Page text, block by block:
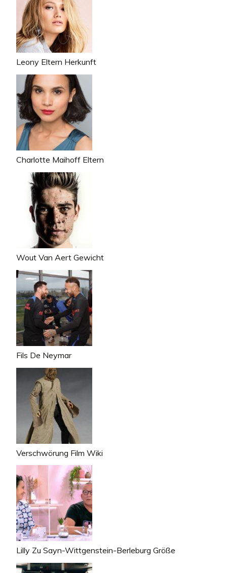
Leony Eltern Herkunft
Charlotte Maihoff Eltern
Wout Van Aert Gewicht
Fils De Neymar
Verschwörung Film Wiki
Lilly Zu Sayn-Wittgenstein-Berleburg Größe